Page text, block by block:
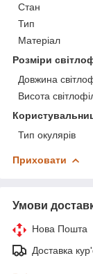
Стан
Тип
Матеріал
Розміри
Довжина
Висота
Тип окулярів
Приховати
Умови
Нова Пошта
Доставка